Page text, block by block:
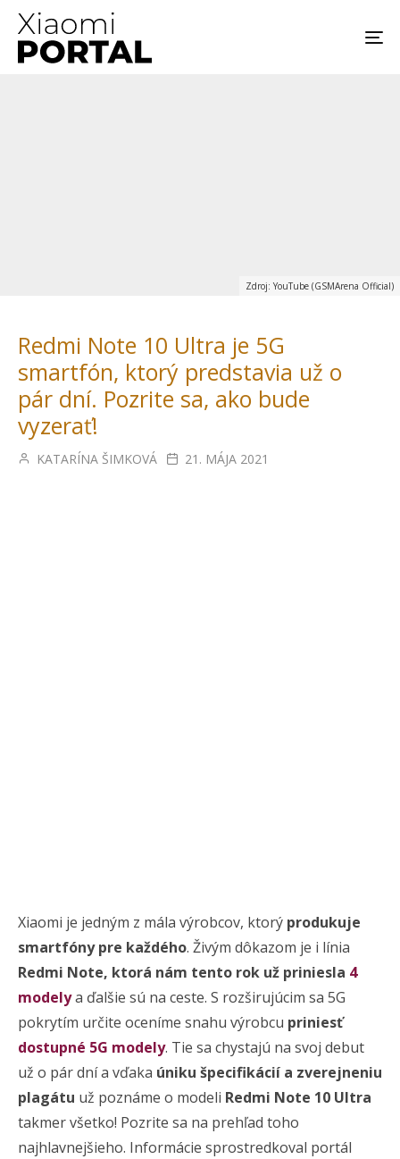
Zdroj: YouTube (GSMArena Official)
Redmi Note 10 Ultra je 5G
smartfón, ktorý predstavia už o
pár dní. Pozrite sa, ako bude
vyzerať!
KATARÍNA ŠIMKOVÁ 21. MÁJA 2021
Xiaomi je jedným z mála výrobcov, ktorý produkuje
smartfóny pre každého. Živým dôkazom je i línia
Redmi Note, ktorá nám tento rok už priniesla 4
modelya ďalšie sú na ceste. S rozširujúcim sa 5G
pokrytím určite oceníme snahu výrobcu priniesť
dostupné 5G modely. Tie sa chystajú na svoj debut
už o pár dní a vďaka úniku špecifikácií a zverejneniu
plagátu už poznáme o modeli Redmi Note 10 Ultra
takmer všetko! Pozrite sa na prehľad toho
najhlavnejšieho. Informácie sprostredkoval portál